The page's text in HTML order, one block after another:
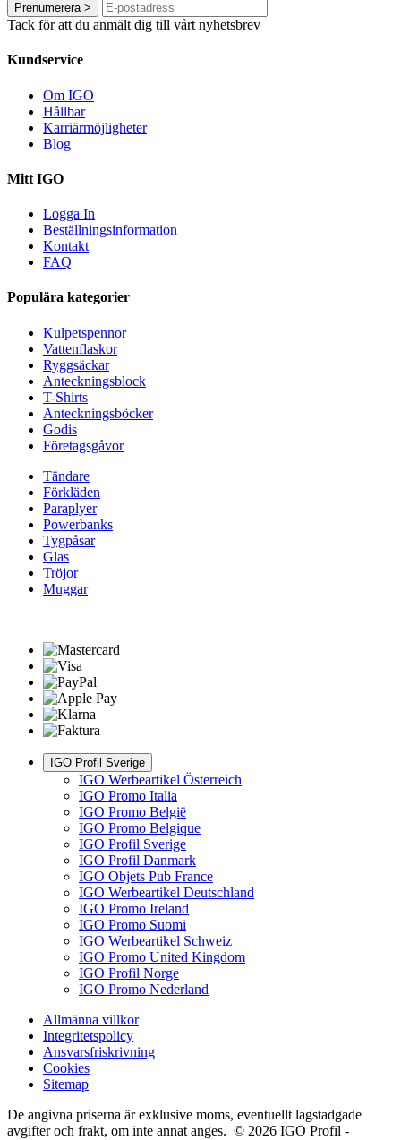
Prenumerera>
Tack för att du anmält dig till vårt nyhetsbrev
Kundservice
Om IGO
Hållbar
Karriärmöjligheter
Blog
Mitt IGO
Logga In
Beställningsinformation
Kontakt
FAQ
Populära kategorier
Kulpetspennor
Vattenflaskor
Ryggsäckar
Anteckningsblock
T-Shirts
Anteckningsböcker
Godis
Företagsgåvor
Tändare
Förkläden
Paraplyer
Powerbanks
Tygpåsar
Glas
Tröjor
Muggar
IGO Profil Sverige
IGO Werbeartikel Österreich
IGO Promo Italia
IGO Promo België
IGO Promo Belgique
IGO Profil Sverige
IGO Profil Danmark
IGO Objets Pub France
IGO Werbeartikel Deutschland
IGO Promo Ireland
IGO Promo Suomi
IGO Werbeartikel Schweiz
IGO Promo United Kingdom
IGO Profil Norge
IGO Promo Nederland
Allmänna villkor
Integritetspolicy
Ansvarsfriskrivning
Cookies
Sitemap
De angivna priserna är exklusive moms, eventuellt lagstadgade
avgifter och frakt, om inte annat anges. © 2026 IGO Profil -